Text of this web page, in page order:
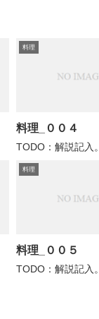
料理
料理_００４
TODO：解説記入。
料理
料理_００５
TODO：解説記入。